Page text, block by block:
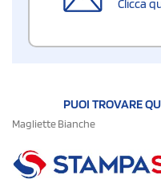
Clicca
PUOI TROVARE
Magliette Bianche